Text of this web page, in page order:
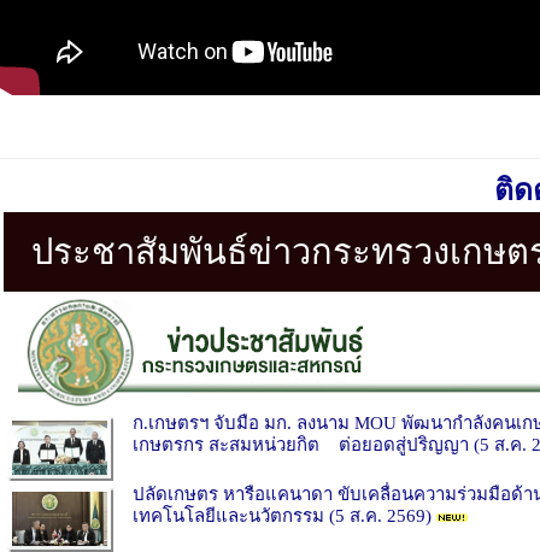
ติด
ประชาสัมพันธ์ข่าวกระทรวงเกษ